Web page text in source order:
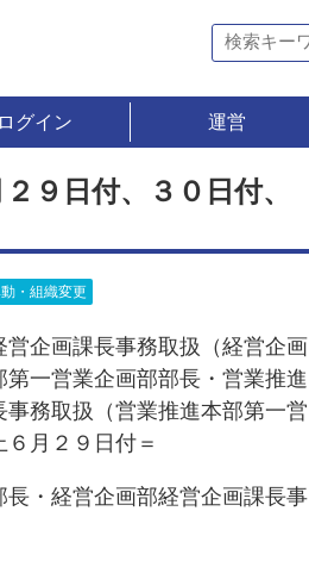
ログイン 運営
９日付、３０日付、
・組織変更
企画課長事務取扱（経営企画
一営業企画部部長・営業推進
務取扱（営業推進本部第一営
月２９日付＝
・経営企画部経営企画課長事